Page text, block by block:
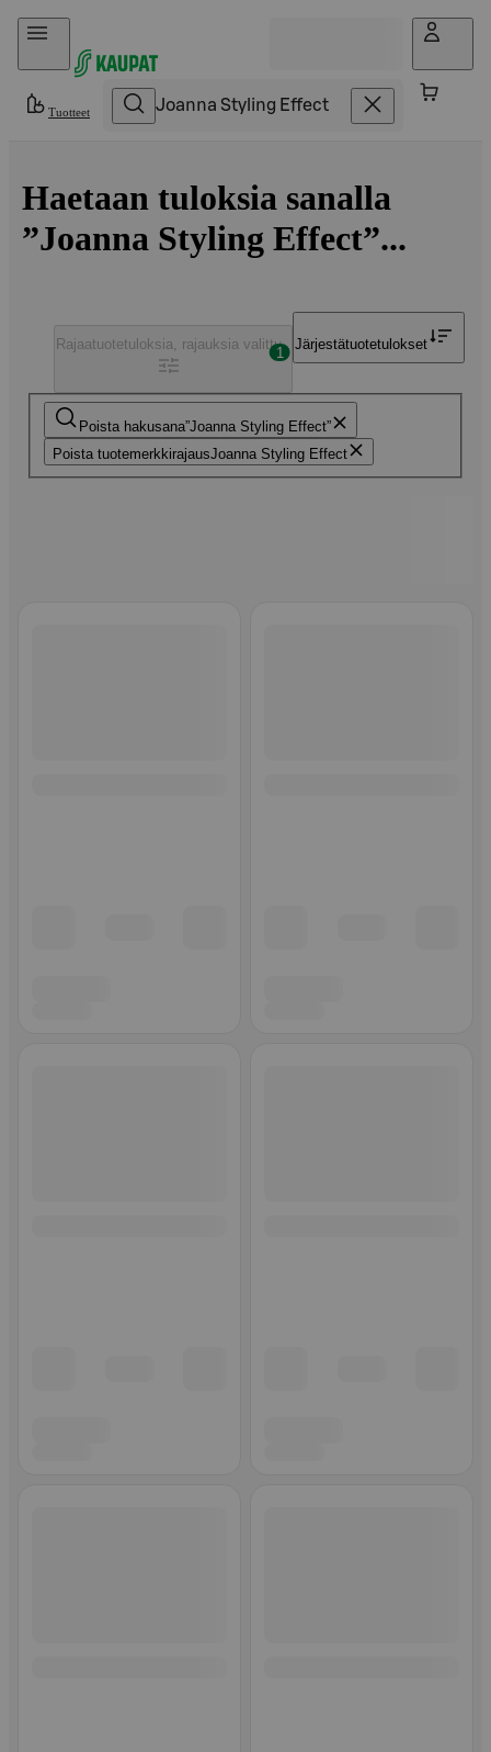
Hyppää sisältöön
Tuotteet
Haetaan tuloksia sanalla
”Joanna Styling Effect”...
Poista hakusana Joanna Styling Effect
Poista tuotemerkkirajausJoanna Styling Effect
Rajaatuotetuloksia, rajauksia valittu
1
Järjestätuotetulokset